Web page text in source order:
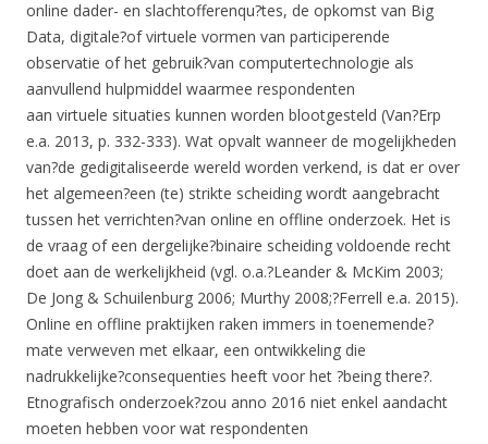
online dader- en slachtofferenqu?tes, de opkomst van Big
Data, digitale?of virtuele vormen van participerende
observatie of het gebruik?van computertechnologie als
aanvullend hulpmiddel waarmee respondenten
aan virtuele situaties kunnen worden blootgesteld (Van?Erp
e.a. 2013, p. 332-333). Wat opvalt wanneer de mogelijkheden
van?de gedigitaliseerde wereld worden verkend, is dat er over
het algemeen?een (te) strikte scheiding wordt aangebracht
tussen het verrichten?van online en offline onderzoek. Het is
de vraag of een dergelijke?binaire scheiding voldoende recht
doet aan de werkelijkheid (vgl. o.a.?Leander & McKim 2003;
De Jong & Schuilenburg 2006; Murthy 2008;?Ferrell e.a. 2015).
Online en offline praktijken raken immers in toenemende?
mate verweven met elkaar, een ontwikkeling die
nadrukkelijke?consequenties heeft voor het ?being there?.
Etnografisch onderzoek?zou anno 2016 niet enkel aandacht
moeten hebben voor wat respondenten